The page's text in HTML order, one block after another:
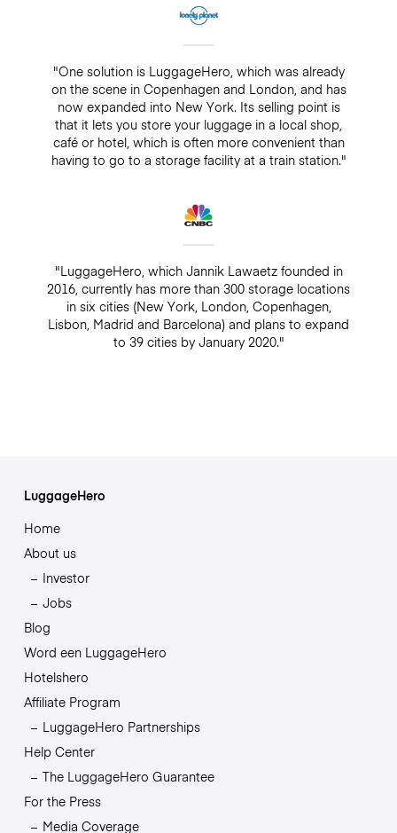
"One solution is LuggageHero, which was already
on the scene in Copenhagen and London, and has
now expanded into New York. Its selling point is
that it lets you store your luggage in a local shop,
café or hotel, which is often more convenient than
having to go to a storage facility at a train station."
"LuggageHero, which Jannik Lawaetz founded in
2016, currently has more than 300 storage locations
in six cities (New York, London, Copenhagen,
Lisbon, Madrid and Barcelona) and plans to expand
to 39 cities by January 2020."
LuggageHero
Home
About us
Investor
Jobs
Blog
Word een LuggageHero
Hotelshero
Affiliate Program
LuggageHero Partnerships
Help Center
The LuggageHero Guarantee
For the Press
Media Coverage